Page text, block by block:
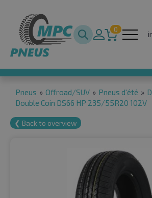
0
Pneus » Offroad/SUV » Pneus d'été »
Double Coin DS66 HP 235/55R20 102V
❮ Back to overview